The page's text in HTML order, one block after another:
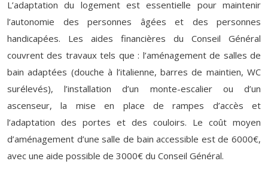
L’adaptation du logement est essentielle pour maintenir
l’autonomie des personnes âgées et des personnes
handicapées. Les aides financières du Conseil Général
couvrent des travaux tels que : l’aménagement de salles de
bain adaptées (douche à l’italienne, barres de maintien, WC
surélevés), l’installation d’un monte-escalier ou d’un
ascenseur, la mise en place de rampes d’accès et
l’adaptation des portes et des couloirs. Le coût moyen
d’aménagement d’une salle de bain accessible est de 6000€,
avec une aide possible de 3000€ du Conseil Général.